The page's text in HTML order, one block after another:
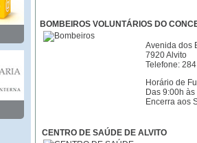
BOMBEIROS VOLUNTÁRIOS DO
Avenida dos
7920 Alvito
Telefone:
Horário de
Das 9:00h
Encerra aos
CENTRO DE SAÚDE DE ALVITO